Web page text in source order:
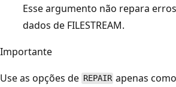
Esse argumento não repara
dados de FILESTREAM.
Importante
Use as opções de REPAIR apenas